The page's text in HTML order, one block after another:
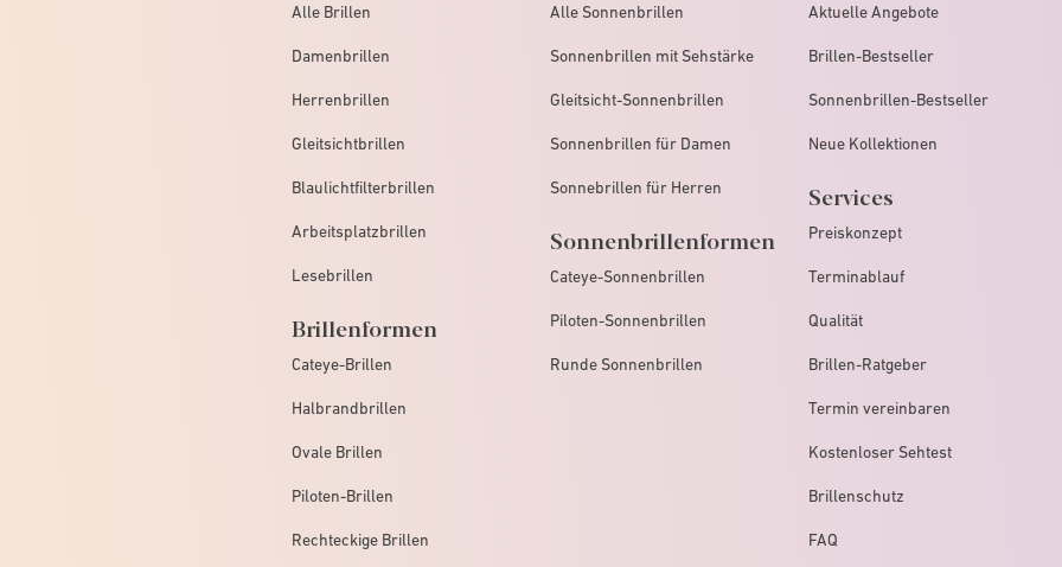
Alle Brillen
Damenbrillen
Herrenbrillen
Gleitsichtbrillen
Blaulichtfilterbrillen
Arbeitsplatzbrillen
Lesebrillen
Brillenformen
Cateye-Brillen
Halbrandbrillen
Ovale Brillen
Piloten-Brillen
Rechteckige Brillen
Alle Sonnenbrillen
Sonnenbrillen mit Sehstärke
Gleitsicht-Sonnenbrillen
Sonnenbrillen für Damen
Sonnebrillen für Herren
Sonnenbrillenformen
Cateye-Sonnenbrillen
Piloten-Sonnenbrillen
Runde Sonnenbrillen
Aktuelle Angebote
Brillen-Bestseller
Sonnenbrillen-Bestseller
Neue Kollektionen
Services
Preiskonzept
Terminablauf
Qualität
Brillen-Ratgeber
Termin vereinbaren
Kostenloser Sehtest
Brillenschutz
FAQ